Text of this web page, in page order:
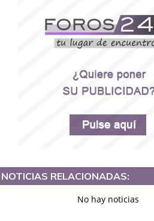
NOTICIAS RELACIONADAS:
No hay noticias